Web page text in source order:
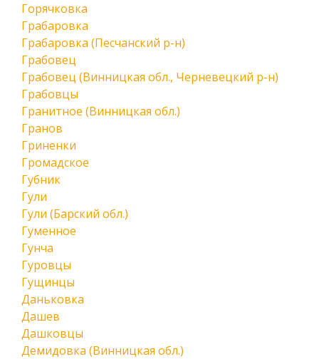
Горячковка
Грабаровка
Грабаровка (Песчанский р-н)
Грабовец
Грабовец (Винницкая обл., Черневецкий р-н)
Грабовцы
Гранитное (Винницкая обл.)
Гранов
Гриненки
Громадское
Губник
Гули
Гули (Барский обл.)
Гуменное
Гунча
Гуровцы
Гущинцы
Даньковка
Дашев
Дашковцы
Демидовка (Винницкая обл.)